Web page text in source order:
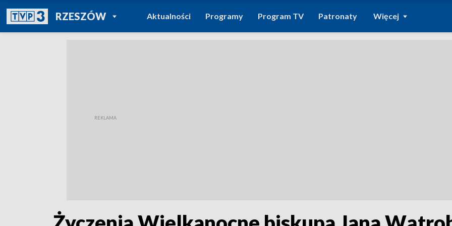
RZESZÓWPOWRÓT DO
TVP REGIONY
Aktualności Programy Program TV Patronaty Więcej